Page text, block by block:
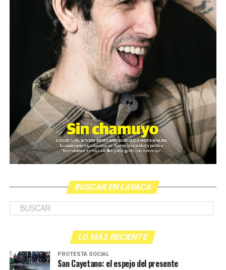
BUSCAR EN LAVACA
LO MÁS RECIENTE
PROTESTA SOCIAL
San Cayetano: el espejo del presente